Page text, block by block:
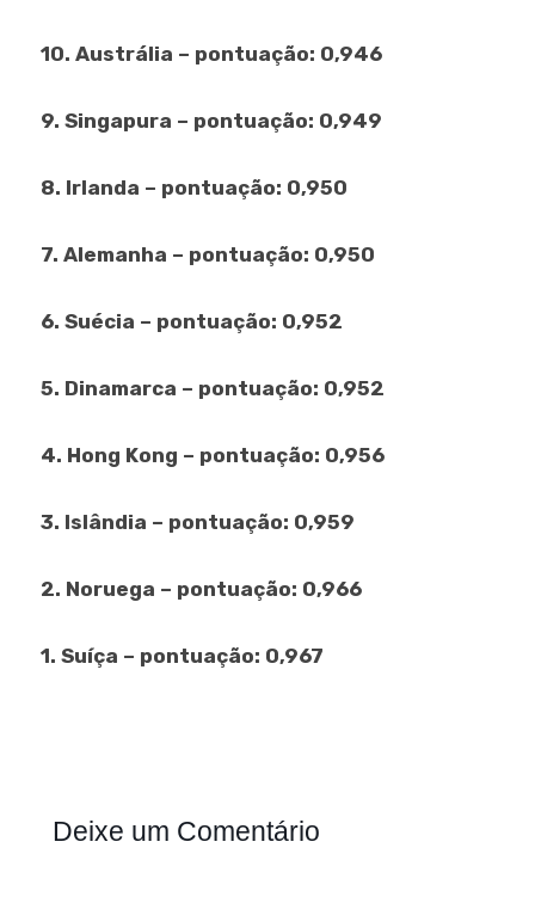
10. Austrália – pontuação: 0,946
9. Singapura – pontuação: 0,949
8. Irlanda – pontuação: 0,950
7. Alemanha – pontuação: 0,950
6. Suécia – pontuação: 0,952
5. Dinamarca – pontuação: 0,952
4. Hong Kong – pontuação: 0,956
3. Islândia – pontuação: 0,959
2. Noruega – pontuação: 0,966
1. Suíça – pontuação: 0,967
Deixe um Comentário